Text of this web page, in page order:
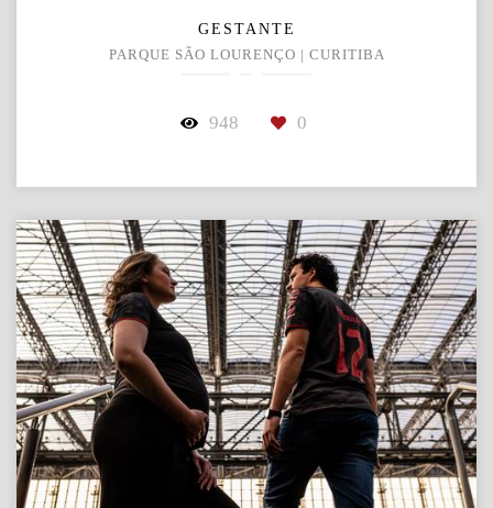
GESTANTE
PARQUE SÃO LOURENÇO | CURITIBA
948 0